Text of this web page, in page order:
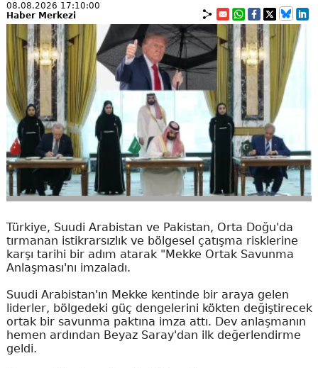
08.08.2026 17:10:00
Haber Merkezi
Türkiye, Suudi Arabistan ve Pakistan, Orta Doğu'da
tırmanan istikrarsızlık ve bölgesel çatışma risklerine
karşı tarihi bir adım atarak "Mekke Ortak Savunma
Anlaşması'nı imzaladı.
Suudi Arabistan'ın Mekke kentinde bir araya gelen
liderler, bölgedeki güç dengelerini kökten değiştirecek
ortak bir savunma paktına imza attı. Dev anlaşmanın
hemen ardından Beyaz Saray'dan ilk değerlendirme
geldi.